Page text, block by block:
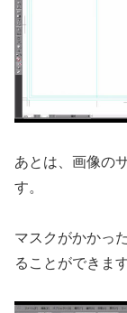
あとは、画像の
す。
マスクがかかっ
ることができます